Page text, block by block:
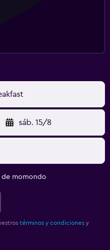
sáb. 15/8
de momondo
términos y condiciones y